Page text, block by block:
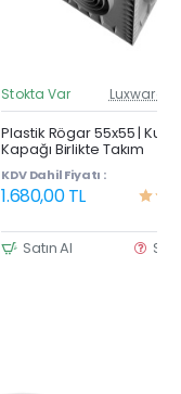
Stokta Var Luxwares
Plastik Rögar 55x55 |
Kapağı Birlikte Takım
KDV Dahil Fiyatı :
1.680,00 TL
Satın Al